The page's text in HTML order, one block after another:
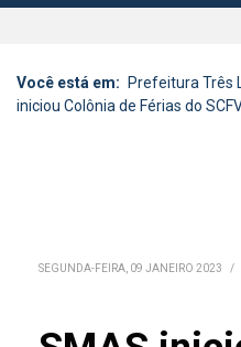
Você está em: Prefeitura Três
iniciou Colônia de Férias do
SEGUNDA-FEIRA, 09 JANEIRO 2023 /